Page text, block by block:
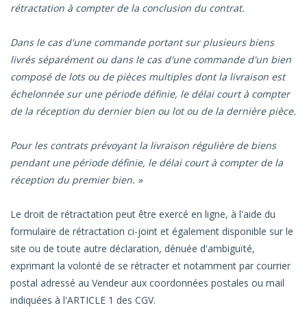
rétractation à compter de la conclusion du contrat.
Dans le cas d'une commande portant sur plusieurs biens
livrés séparément ou dans le cas d'une commande d'un bien
composé de lots ou de pièces multiples dont la livraison est
échelonnée sur une période définie, le délai court à compter
de la réception du dernier bien ou lot ou de la dernière pièce.
Pour les contrats prévoyant la livraison régulière de biens
pendant une période définie, le délai court à compter de la
réception du premier bien. »
Le droit de rétractation peut être exercé en ligne, à l'aide du
formulaire de rétractation ci-joint et également disponible sur le
site ou de toute autre déclaration, dénuée d'ambiguïté,
exprimant la volonté de se rétracter et notamment par courrier
postal adressé au Vendeur aux coordonnées postales ou mail
indiquées à l'ARTICLE 1 des CGV.